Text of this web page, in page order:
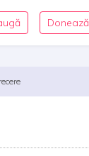
Donează